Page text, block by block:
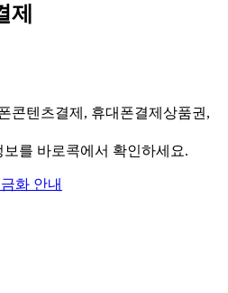
제
콘텐츠결제, 휴대폰결제상품권,
를 바로콕에서 확인하세요.
화 안내